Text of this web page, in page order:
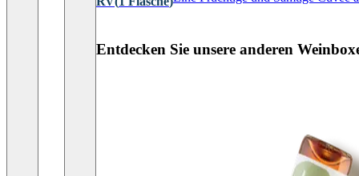
Entdecken Sie unsere anderen